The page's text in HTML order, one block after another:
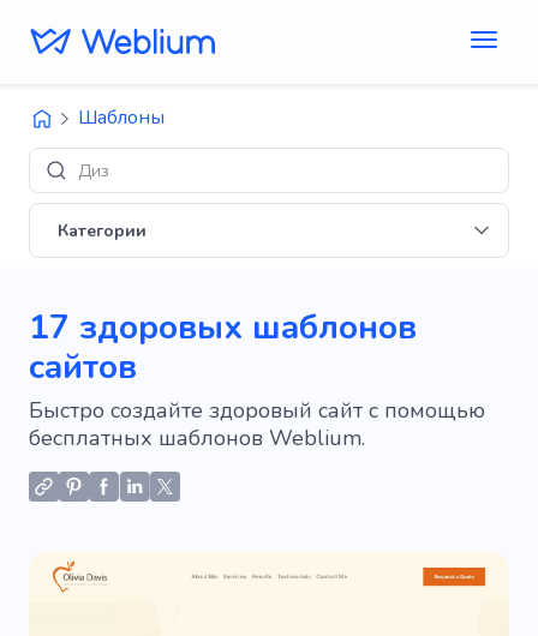
Шаблоны
Дизайны 'E-comme
Категории
17 здоровых шаблонов
сайтов
Быстро создайте здоровый сайт с помощью
бесплатных шаблонов Weblium.